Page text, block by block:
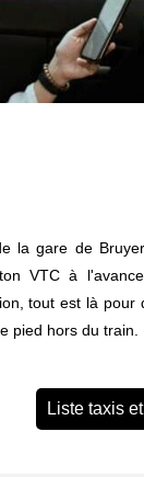
la gare de
VTC à
tout est là pour
pied hors du train.
Liste taxis